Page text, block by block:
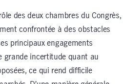
des deux chambres du Congrès,
confrontée à des obstacles
principaux engagements
grande incertitude quant au
ce qui rend difficile